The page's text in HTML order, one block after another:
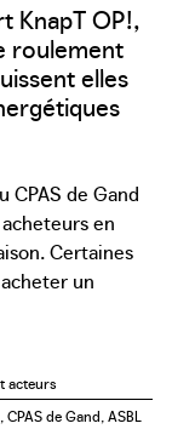
KnapT OP!,
roulement
elles
CPAS de Gand
en
Certaines
un
de
ils
acteurs
de Gand, ASBL